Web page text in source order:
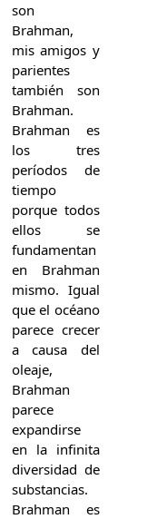
son
Brahman,
mis amigos y
parientes
también son
Brahman.
Brahman es
los tres
períodos de
tiempo
porque todos
ellos se
fundamentan
en Brahman
mismo. Igual
que el océano
parece crecer
a causa del
oleaje,
Brahman
parece
expandirse
en la infinita
diversidad de
substancias.
Brahman es